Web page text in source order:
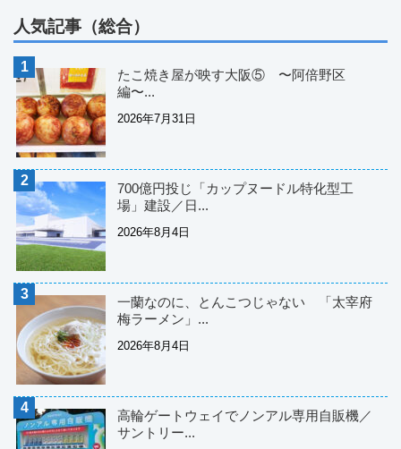
人気記事（総合）
たこ焼き屋が映す大阪⑤ 〜阿倍野区
編〜...
2026年7月31日
700億円投じ「カップヌードル特化型工
場」建設／日...
2026年8月4日
一蘭なのに、とんこつじゃない 「太宰府
梅ラーメン」...
2026年8月4日
高輪ゲートウェイでノンアル専用自販機／
サントリー...